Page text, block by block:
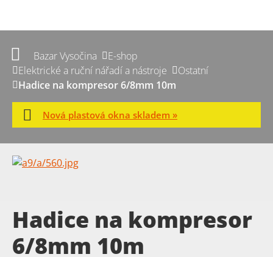
Bazar Vysočina
E-shop
Elektrické a ruční nářadí a nástroje
Ostatní
Hadice na kompresor 6/8mm 10m
Nová plastová okna skladem »
Hadice na kompresor
6/8mm 10m